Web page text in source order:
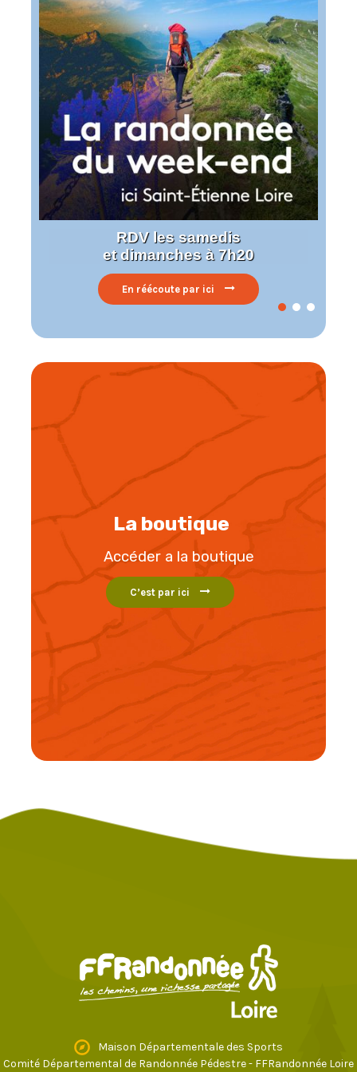
En réécoute par ici
RDV les samedis
et dimanches à 7h20
La boutique
Accéder a la boutique
C’est par ici
Maison Départementale des Sports
Comité Départemental de Randonnée Pédestre - FFRandonnée Loire